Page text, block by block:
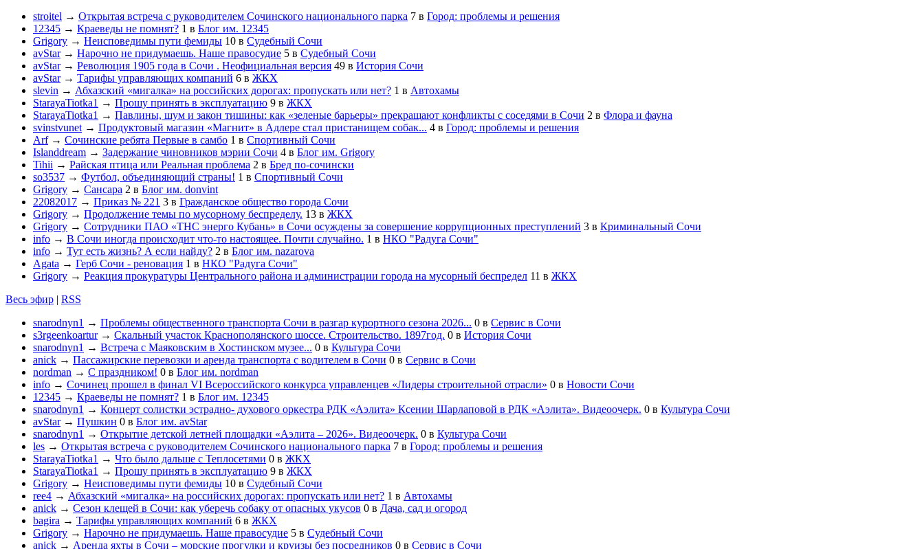
stroitel → Открытая встреча с руководителем Сочинского национального парка 7 в Город: проблемы и решения
12345 → Краеведы не помнят? 1 в Блог им. 12345
Grigory → Неисповедимы пути фемиды 10 в Судебный Сочи
avStar→ Нарочно не придумаешь. Наше правосудие 5 в Судебный Сочи
avStar→ Революция 1905 года в Сочи . Неофициальная версия 49 в История Сочи
avStar→ Тарифы управляющих компаний 6 в ЖКХ
slevin → Абхазский «мигалка» на российских дорогах: пропускать или нет? 1 в Автохамы
StarayaTiotka1 → Прошу принять в эксплуатацию 9 в ЖКХ
StarayaTiotka1 → Павлины, шум и закон тишины: как «зеленые барьеры» прекращают конфликты с соседями в Сочи 2 в Флора и фауна
svinstvunet → Продуктовый магазин «Магнит» в Адлере стал пристанищем собак... 4 в Город: проблемы и решения
Arf→ Сочинские ребята Первые в самбо 1 в Спортивный Сочи
Islanddream → Задержание чиновников мэрии Сочи 4 в Блог им. Grigory
Tihii → Райская птица или Реальная проблема 2 в Бред по-cочински
so3537 → Футбол, объединяющий страны! 1 в Спортивный Сочи
Grigory → Сансара 2 в Блог им. donvint
22082017 → Приказ № 221 3 в Гражданское общество города Сочи
Grigory → Продолжение темы по мусорному беспределу. 13 в ЖКХ
Grigory → Сотрудники ПАО «ТНС энерго Кубань» в Сочи осуждены за совершение коррупционных преступлений 3 в Криминальный Сочи
info → В Сочи иногда происходит что-то настоящее. Почти случайно. 1 в НКО "Радуга Сочи"
info → Тут есть жизнь? А если найду? 2 в Блог им. nazarova
Agata → Герб Сочи - реновация 1 в НКО "Радуга Сочи"
Grigory → Реакция прокуратуры Центрального района и администрации города на мусорный беспредел 11 в ЖКХ
Весь эфир | RSS
snarodnyn1 → Проблемы общественного транспорта Сочи в разгар курортного сезона 2026... 0 в Сервис в Сочи
s3rgeenkoartur→ Скальный участок Краснополянского шоссе. Строительство. 1897год. 0 в История Сочи
snarodnyn1 → Встреча с Маяковским в Хостинском музее... 0 в Культура Сочи
anick → Пассажирские перевозки и аренда транспорта с водителем в Сочи 0 в Сервис в Сочи
nordman → С праздником! 0 в Блог им. nordman
info → Сочинец прошел в финал VI Всероссийского конкурса управленцев «Лидеры строительной отрасли» 0 в Новости Сочи
12345 → Краеведы не помнят? 1 в Блог им. 12345
snarodnyn1 → Концерт солистки эстрадно- духового оркестра РДК «Аэлита» Ксении Шарлаповой в РДК «Аэлита». Видеоочерк. 0 в Культура Сочи
avStar→ Пушкин 0 в Блог им. avStar
snarodnyn1 → Открытие детской летней площадки «Аэлита – 2026». Видеоочерк. 0 в Культура Сочи
les → Открытая встреча с руководителем Сочинского национального парка 7 в Город: проблемы и решения
StarayaTiotka1 → Что было дальше с Теплосетями 0 в ЖКХ
StarayaTiotka1 → Прошу принять в эксплуатацию 9 в ЖКХ
Grigory → Неисповедимы пути фемиды 10 в Судебный Сочи
ree4 → Абхазский «мигалка» на российских дорогах: пропускать или нет? 1 в Автохамы
anick → Сезон клещей в Сочи: как уберечь собаку от опасных укусов 0 в Дача, сад и огород
bagira → Тарифы управляющих компаний 6 в ЖКХ
Grigory → Нарочно не придумаешь. Наше правосудие 5 в Судебный Сочи
anick → Аренда яхты в Сочи – морские прогулки и круизы без посредников 0 в Сервис в Сочи